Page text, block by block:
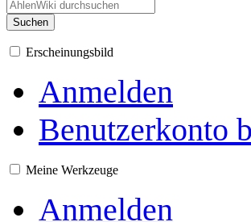
Suchen
Erscheinungsbild
Anmelden
Benutzerkonto
Meine Werkzeuge
Anmelden